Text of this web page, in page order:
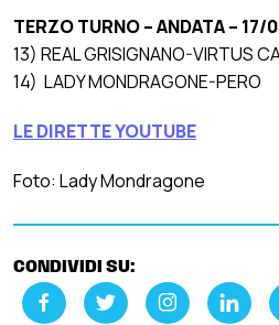
TERZO TURNO – ANDATA –
13) REAL GRISIGNANO-VIRTUS
14) LADY MONDRAGONE-PERO
LE DIRETTE YOUTUBE
Foto: Lady Mondragone
CONDIVIDI SU: